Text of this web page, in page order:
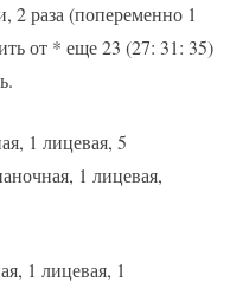
2 раза (попеременно 1
от * еще 23 (27: 31: 35)
1 лицевая, 5
1 лицевая,
1 лицевая, 1